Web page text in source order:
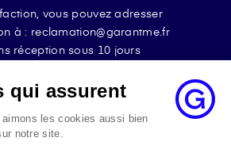
vous pouvez adresser
à : reclamation@garantme.fr
réception sous 10 jours
répondrons à la réclamation
les 2 mois.
vous pouvez solliciter
de l’Assurance par internet à
qui assurent
les cookies aussi bien
notre site.